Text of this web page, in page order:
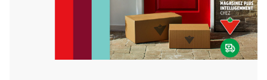
à
22:00
cliquer
pour
changer